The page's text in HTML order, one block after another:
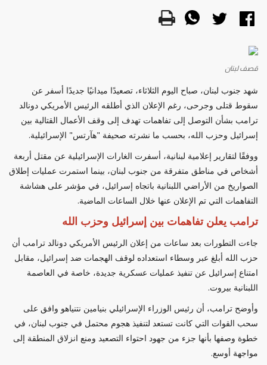
قصف لبنان
شهد جنوب لبنان، صباح اليوم الثلاثاء، تصعيدًا ميدانيًا جديدًا أسفر عن
سقوط قتلى وجرحى، رغم الإعلان الذي أطلقه الرئيس الأمريكي دونالد
ترامب بشأن التوصل إلى تفاهمات تهدف إلى وقف الأعمال القتالية بين
إسرائيل وحزب الله، بحسب ما نشرته صحيفة "هآرتس" الإسرائيلية.
ووفقًا لتقارير إعلامية لبنانية، أسفرت الغارات الإسرائيلية عن مقتل أربعة
أشخاص في مناطق متفرقة من جنوب لبنان، بينما استمرت عمليات إطلاق
الصواريخ من الأراضي اللبنانية باتجاه إسرائيل، في مؤشر على هشاشة
التفاهمات التي تم الإعلان عنها خلال الساعات الماضية.
ترامب يعلن تفاهمات بين إسرائيل وحزب الله
جاءت التطورات بعد ساعات من إعلان الرئيس الأمريكي دونالد ترامب أن
حزب الله أبلغ عبر وسطاء استعداده لوقف الهجمات ضد إسرائيل، مقابل
امتناع إسرائيل عن تنفيذ عمليات عسكرية جديدة، خاصة في العاصمة
اللبنانية بيروت.
وأوضح ترامب، أن رئيس الوزراء الإسرائيلي بنيامين نتنياهو وافق على
سحب القوات التي كانت تستعد لتنفيذ هجوم محتمل في جنوب لبنان، في
خطوة وصفها بأنها جزء من جهود احتواء التصعيد ومنع انزلاق المنطقة إلى
مواجهة أوسع.